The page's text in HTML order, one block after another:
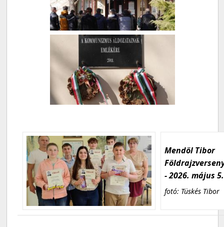
Mendöl Tibor
- 2026. május 5.
fotó: Tüskés Tibor